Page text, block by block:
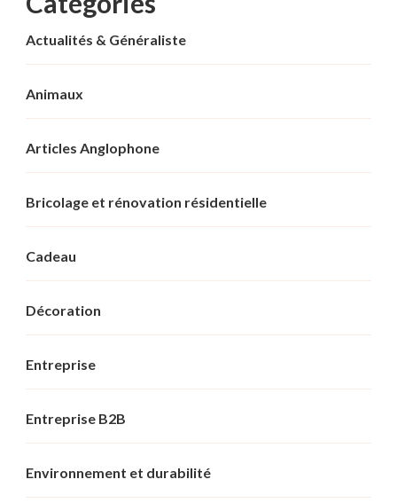
Actualités & Généraliste
Animaux
Articles Anglophone
Bricolage et rénovation résidentielle
Cadeau
Décoration
Entreprise
Entreprise B2B
Environnement et durabilité